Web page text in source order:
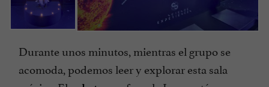
Durante unos minutos, mientras el grupo se
acomoda, podemos leer y explorar esta sala